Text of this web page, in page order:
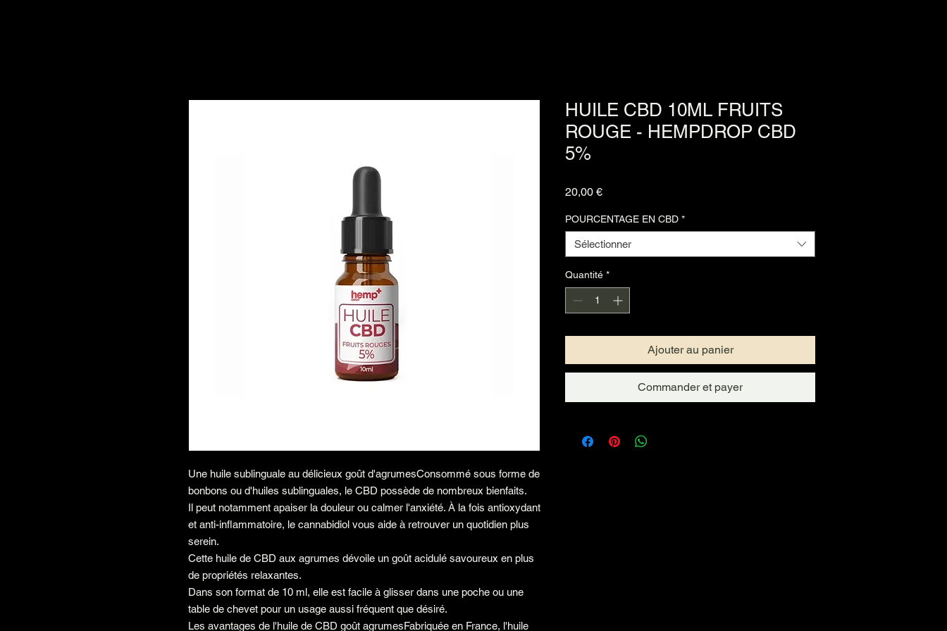
Une huile sublinguale au délicieux goût d'agrumesConsommé sous forme de
bonbons ou d'huiles sublinguales, le CBD possède de nombreux bienfaits.
Il peut notamment apaiser la douleur ou calmer l'anxiété. À la fois antioxydant
et anti-inflammatoire, le cannabidiol vous aide à retrouver un quotidien plus
serein.
Cette huile de CBD aux agrumes dévoile un goût acidulé savoureux en plus
de propriétés relaxantes.
Dans son format de 10 ml, elle est facile à glisser dans une poche ou une
table de chevet pour un usage aussi fréquent que désiré.
Les avantages de l'huile de CBD goût agrumesFabriquée en France, l'huile
HUILE CBD 10ML FRUITS
ROUGE - HEMPDROP CBD
5%
20,00 €Prix
POURCENTAGE EN CBD *
Sélectionner
Quantité *
Ajouter au panier
Commander et payer